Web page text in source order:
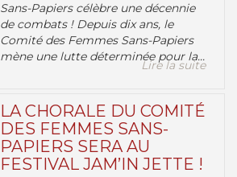
Sans-Papiers célèbre une décennie
de combats ! Depuis dix ans, le
Comité des Femmes Sans-Papiers
mène une lutte déterminée pour la...
Lire la suite
LA CHORALE DU COMITÉ
DES FEMMES SANS-
PAPIERS SERA AU
FESTIVAL JAM’IN JETTE !